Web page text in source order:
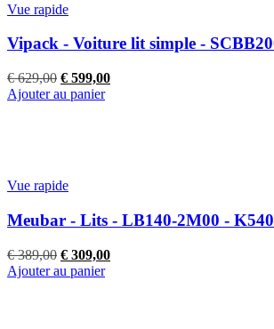
Vue rapide
Vipack - Voiture lit simple -
€629,00 Le
prix
€ 599,00Le
Ajouter au panier
Vue rapide
Meubar - Lits - LB140-2M00 -
€389,00 Le
prix
€ 309,00Le
Ajouter au panier